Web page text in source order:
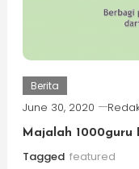
Berita
June 30, 2020
Majalah 1000guru
Tagged featured